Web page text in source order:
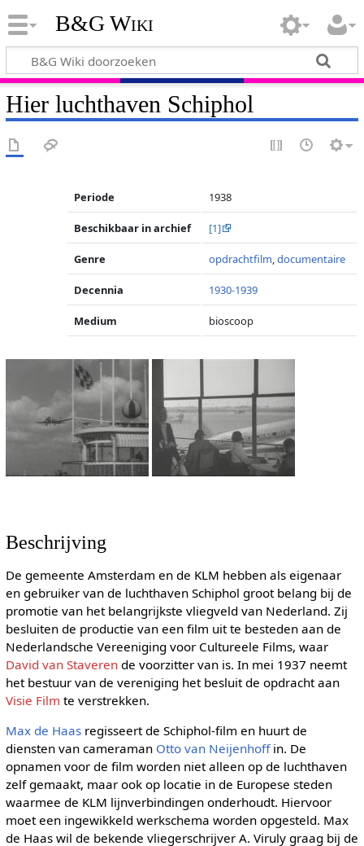
B&G Wiki
Hier luchthaven Schiphol
Periode 1938
Beschikbaar in archief [1]
Genre opdrachtfilm,documentaire
Decennia 1930-1939
Medium bioscoop
Beschrijving
De gemeente Amsterdam en de KLM hebben als eigenaar
en gebruiker van de luchthaven Schiphol groot belang bij de
promotie van het belangrijkste vliegveld van Nederland. Zij
besluiten de productie van een film uit te besteden aan de
Nederlandsche Vereeniging voor Cultureele Films, waar
David van Staverende voorzitter van is. In mei 1937 neemt
het bestuur van de vereniging het besluit de opdracht aan
Visie Film te verstrekken.
Max de Haasregisseert de Schiphol-film en huurt de
diensten van cameraman Otto van Neijenhoffin. De
opnamen voor de film worden niet alleen op de luchthaven
zelf gemaakt, maar ook op locatie in de Europese steden
waarmee de KLM lijnverbindingen onderhoudt. Hiervoor
moet een ingewikkeld werkschema worden opgesteld. Max
de Haas wil de bekende vliegerschrijver A. Viruly graag bij de